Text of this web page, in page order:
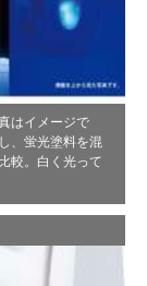
はイメージで
、蛍光塗料を混
較。白く光って